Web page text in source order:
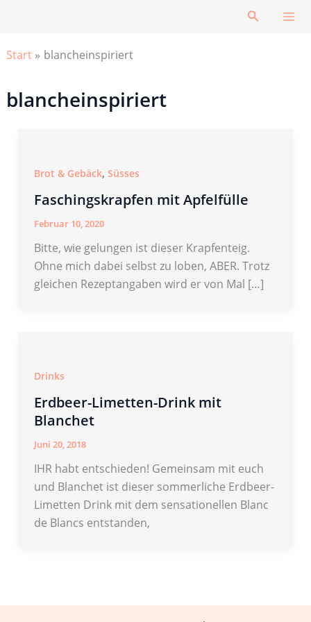
Suchen
Start blancheinspiriert
blancheinspiriert
Brot & Gebäck, Süsses
Faschingskrapfen mit Apfelfülle
Februar 10, 2020
Bitte, wie gelungen ist dieser Krapfenteig.
Ohne mich dabei selbst zu loben, ABER. Trotz
gleichen Rezeptangaben wird er von Mal […]
Drinks
Erdbeer-Limetten-Drink mit
Blanchet
Juni 20, 2018
IHR habt entschieden! Gemeinsam mit euch
und Blanchet ist dieser sommerliche Erdbeer-
Limetten Drink mit dem sensationellen Blanc
de Blancs entstanden,